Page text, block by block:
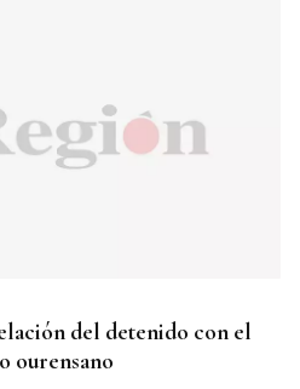
del detenido con el
ourensano